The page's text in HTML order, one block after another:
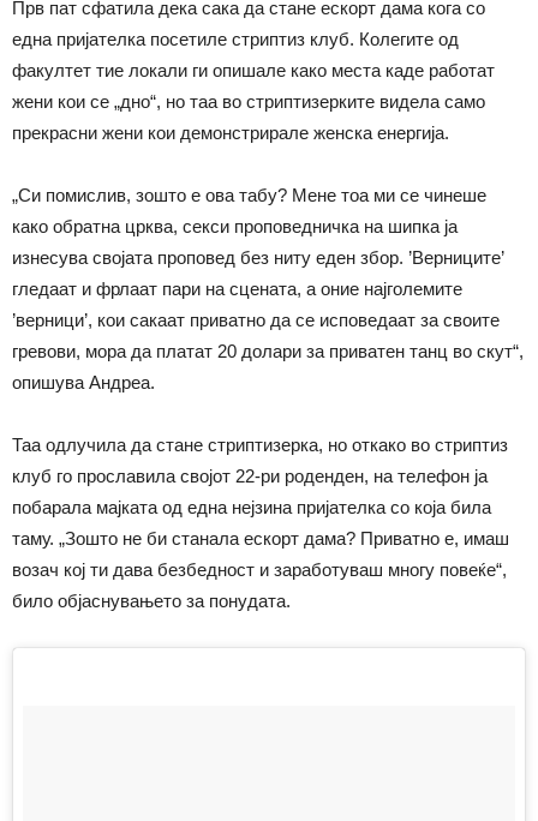
Прв пат сфатила дека сака да стане ескорт дама кога со
една пријателка посетиле стриптиз клуб. Колегите од
факултет тие локали ги опишале како места каде работат
жени кои се „дно“, но таа во стриптизерките видела само
прекрасни жени кои демонстрирале женска енергија.
„Си помислив, зошто е ова табу? Мене тоа ми се чинеше
како обратна црква, секси проповедничка на шипка ја
изнесува својата проповед без ниту еден збор. ’Верниците’
гледаат и фрлаат пари на сцената, а оние најголемите
’верници’, кои сакаат приватно да се исповедаат за своите
гревови, мора да платат 20 долари за приватен танц во скут“,
опишува Андреа.
Таа одлучила да стане стриптизерка, но откако во стриптиз
клуб го прославила својот 22-ри роденден, на телефон ја
побарала мајката од една нејзина пријателка со која била
таму. „Зошто не би станала ескорт дама? Приватно е, имаш
возач кој ти дава безбедност и заработуваш многу повеќе“,
било објаснувањето за понудата.